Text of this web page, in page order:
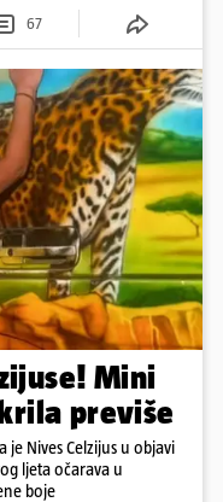
67
Mini
previše
je Nives Celzijus u objavi
ljeta očarava u
boje